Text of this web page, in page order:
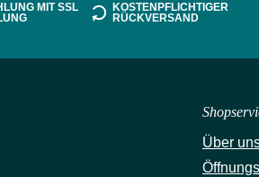
MIT SSL
KOSTENPFLICHTIGER
RÜCKVERSAND
Über